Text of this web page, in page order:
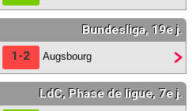
Bundesliga, 19e j.
1-2 Augsbourg
LdC, Phase de ligue, 7e j.